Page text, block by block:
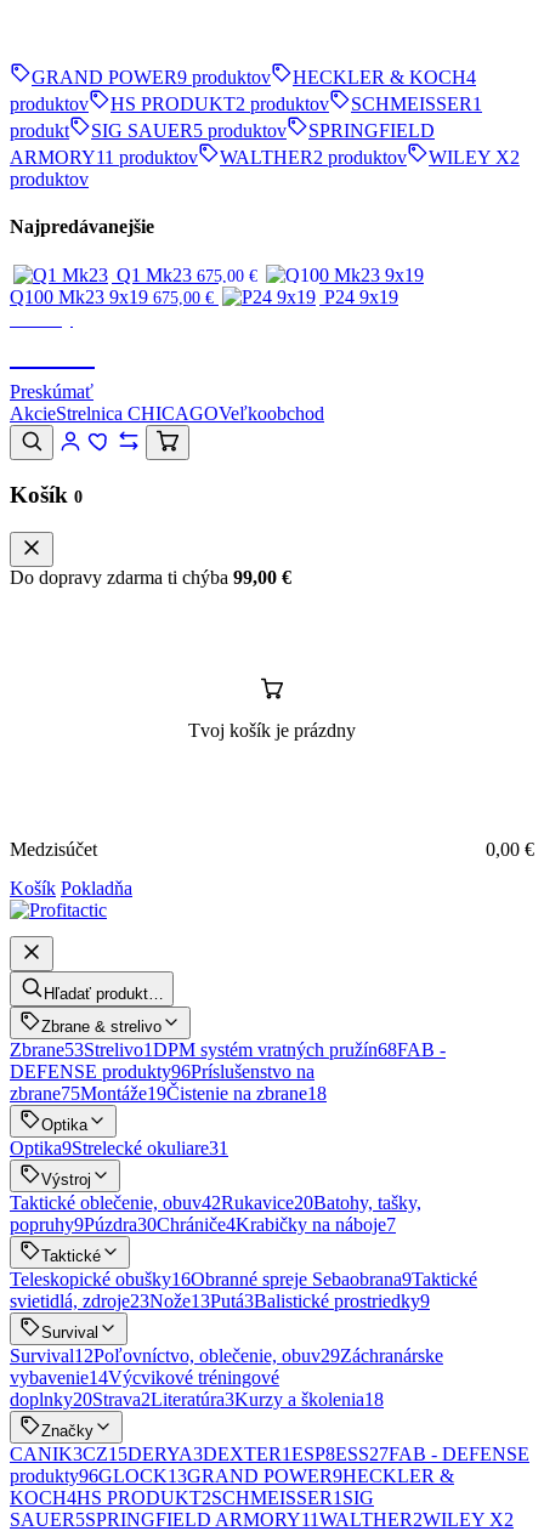
GRAND POWER9 produktov HECKLER & KOCH4
produktov
HS PRODUKT2 produktov SCHMEISSER1
produkt
SIG SAUER5 produktov
SPRINGFIELD
ARMORY11 produktov WALTHER2 produktov WILEY X2
produktov
Najpredávanejšie
Q1 Mk23 675,00 €
Q100 Mk23 9x19 675,00 €
P24 9x19
Preskúmať
AkcieStrelnica CHICAGOVeľkoobchod
Košík 0
Do dopravy zdarma ti chýba 99,00 €
Tvoj košík je prázdny
Medzisúčet 0,00 €
Košík Pokladňa
Hľadať produkt…
Zbrane & strelivo
Zbrane53Strelivo1DPM systém vratných pružín68FAB -
DEFENSE produkty96Príslušenstvo na
zbrane75Montáže19Čistenie na zbrane18
Optika
Optika9Strelecké okuliare31
Výstroj
Taktické oblečenie, obuv42Rukavice20Batohy, tašky,
popruhy9Púzdra30Chrániče4Krabičky na náboje7
Taktické
Teleskopické obušky16Obranné spreje Sebaobrana9Taktické
svietidlá, zdroje23Nože13Putá3Balistické prostriedky9
Survival
Survival12Poľovníctvo, oblečenie, obuv29Záchranárske
vybavenie14Výcvikové tréningové
doplnky20Strava2Literatúra3Kurzy a školenia18
Značky
CANIK3CZ15DERYA3DEXTER1ESP8ESS27FAB - DEFENSE
produkty96GLOCK13GRAND POWER9HECKLER &
KOCH4HS PRODUKT2SCHMEISSER1 SIG
SAUER5SPRINGFIELD ARMORY11WALTHER2WILEY X2